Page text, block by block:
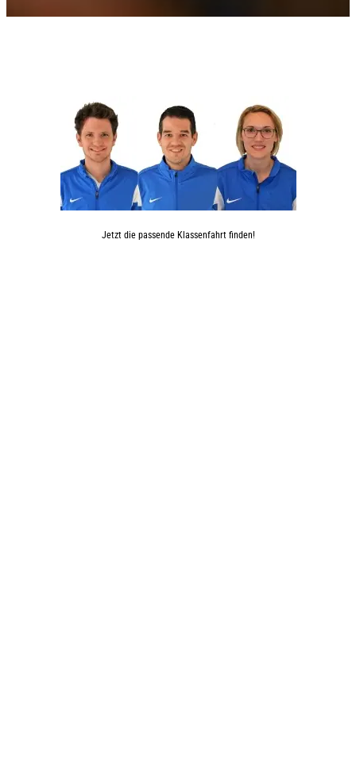
Jetzt die passende Klassenfahrt finden!